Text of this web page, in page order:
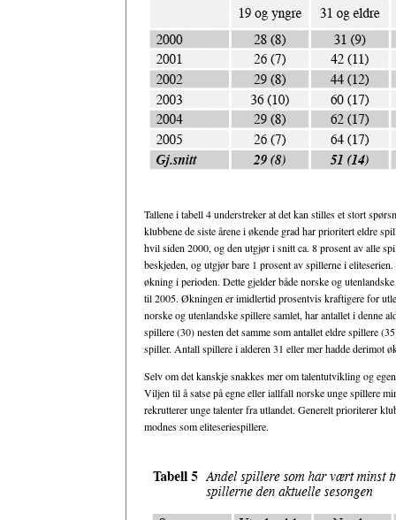
Tallene i tabell 4 understreker at det kan stilles et stort
klubbene de siste årene i økende grad har prioritert eldre
hvil siden 2000, og den utgjør i snitt ca. 8 prosent av alle
beskjeden, og utgjør bare 1 prosent av spillerne i
økning i perioden. Dette gjelder både norske og
til 2005. Økningen er imidlertid prosentvis kraftigere for
norske og utenlandske spillere samlet, har antallet i denne
spillere (30) nesten det samme som antallet eldre spillere
spiller. Antall spillere i alderen 31 eller mer hadde derimot
Selv om det kanskje snakkes mer om talentutvikling og
Viljen til å satse på egne eller iallfall norske unge spillere
rekrutterer unge talenter fra utlandet. Generelt prioriterer
modnes som eliteseriespillere.